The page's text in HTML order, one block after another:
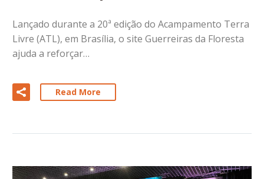
Lançado durante a 20ª edição do Acampamento Terra
Livre (ATL), em Brasília, o site Guerreiras da Floresta
ajuda a reforçar…
Read More